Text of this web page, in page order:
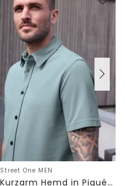
Street One MEN
Kurzarm Hemd in Piqué-Qualität